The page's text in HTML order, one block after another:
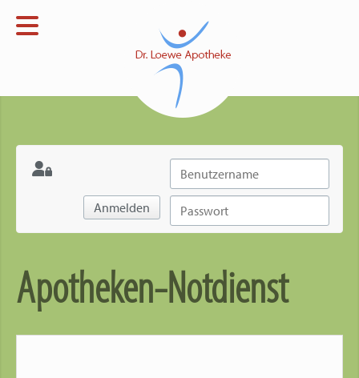
Apotheke Open submenu
Notdienst
Datenschutz Open submenu
Anmelden
Apotheken-Notdienst